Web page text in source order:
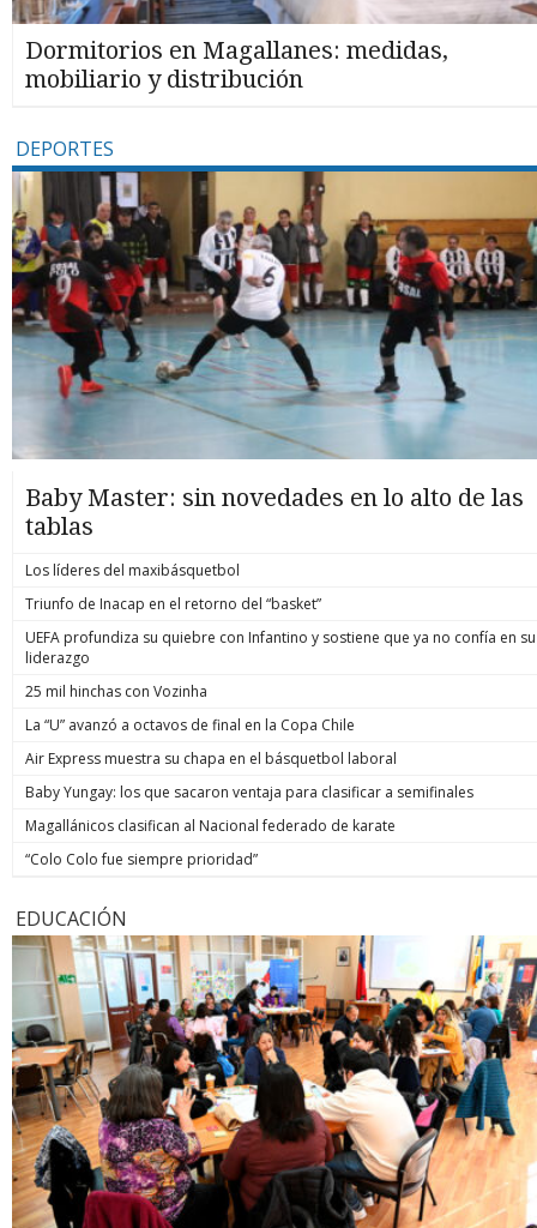
Dormitorios en Magallanes: medidas,
mobiliario y distribución
DEPORTES
Baby Master: sin novedades en lo alto de las
tablas
Los líderes del maxibásquetbol
Triunfo de Inacap en el retorno del “basket”
UEFA profundiza su quiebre con Infantino y sostiene que ya no confía en su
liderazgo
25 mil hinchas con Vozinha
La “U” avanzó a octavos de final en la Copa Chile
Air Express muestra su chapa en el básquetbol laboral
Baby Yungay: los que sacaron ventaja para clasificar a semifinales
Magallánicos clasifican al Nacional federado de karate
“Colo Colo fue siempre prioridad”
EDUCACIÓN